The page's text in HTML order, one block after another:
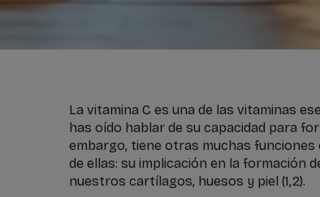
La vitamina C es una de las vitaminas
has oído hablar de su capacidad para
embargo, tiene otras muchas
de ellas: su implicación en la formación
nuestros cartílagos, huesos y piel (1,2).